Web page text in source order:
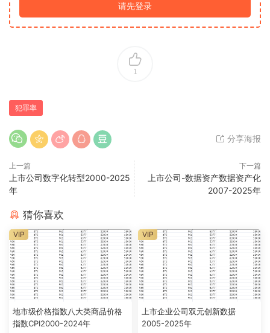
请先登录
1
犯罪率
分享海报
上一篇
上市公司数字化转型2000-2025
年
下一篇
上市公司-数据资产数据资产化
2007-2025年
猜你喜欢
地市级价格指数八大类商品价格
指数CPI2000-2024年
VIP
上市企业公司双元创新数据
2005-2025年
VIP